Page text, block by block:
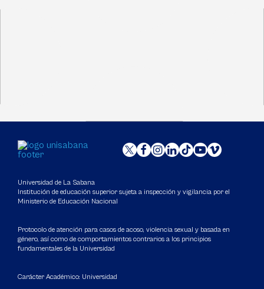
Universidad de La Sabana
Institución de educación superior sujeta a inspección y vigilancia por el
Ministerio de Educación Nacional
Protocolo de atención para casos de acoso, violencia sexual y basada en
género, así como de comportamientos contrarios a los principios
fundamentales de la Universidad
Carácter Académico: Universidad